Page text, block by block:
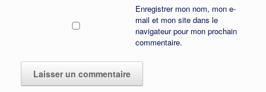
Enregistrer mon nom, mon e-
mail et mon site dans le
navigateur pour mon prochain
commentaire.